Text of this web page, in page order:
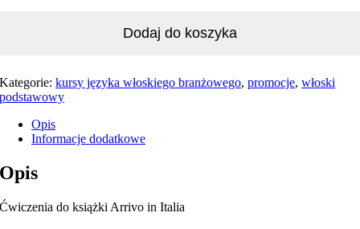
Dodaj do koszyka
Kategorie:kursy języka włoskiego branżowego,promocje,włoski
podstawowy
Opis
Informacje dodatkowe
Opis
Ćwiczenia do książki Arrivo in Italia